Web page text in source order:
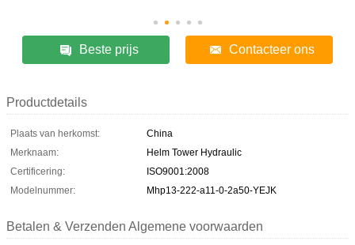
Beste prijs Contacteer ons
Productdetails
Plaats van herkomst:
China
Merknaam:
Helm Tower Hydraulic
Certificering:
ISO9001:2008
Modelnummer:
Mhp13-222-a11-0-2a50-YEJK
Betalen & Verzenden Algemene voorwaarden